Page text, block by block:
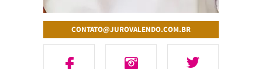
CONTATO@JUROVALENDO.COM.BR